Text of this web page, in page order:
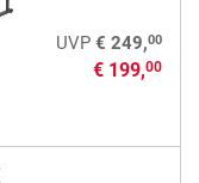
UVP € 249,00
€ 199,00